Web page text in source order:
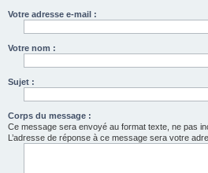
Votre adresse e-mail :
Votre nom :
Sujet :
Corps du message :
Ce message sera envoyé au format texte, ne pas
L’adresse de réponse à ce message sera votre